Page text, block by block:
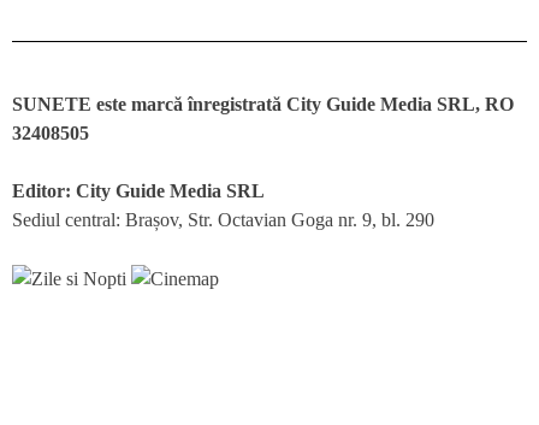
SUNETE este marcă înregistrată City Guide Media SRL, RO
32408505
Editor: City Guide Media SRL
Sediul central: Brașov, Str. Octavian Goga nr. 9, bl. 290